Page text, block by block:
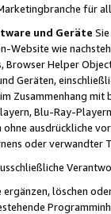
für
und Geräte
Website wie
Helper
Geräten,
Zusammenhang
Blu-Ray-
ausdrückliche
oder
löschen